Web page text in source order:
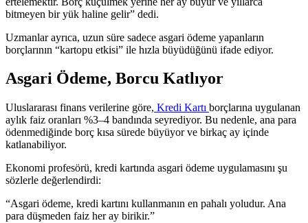
bitmeyen bir yük haline gelir” dedi.
Uzmanlar ayrıca, uzun süre sadece asgari ödeme yapanların
borçlarının “kartopu etkisi” ile hızla büyüdüğünü ifade ediyor.
Asgari Ödeme, Borcu Katlıyor
Uluslararası finans verilerine göre, Kredi Kartı borçlarına uygulanan
aylık faiz oranları %3–4 bandında seyrediyor. Bu nedenle, ana para
ödenmediğinde borç kısa sürede büyüyor ve birkaç ay içinde
katlanabiliyor.
Ekonomi profesörü, kredi kartında asgari ödeme uygulamasını şu
sözlerle değerlendirdi:
“Asgari ödeme, kredi kartını kullanmanın en pahalı yoludur. Ana
para düşmeden faiz her ay birikir.”